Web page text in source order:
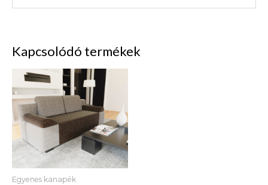
Kapcsolódó termékek
Egyenes kanapék